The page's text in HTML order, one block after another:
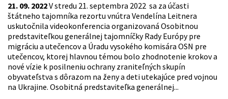
21. 09. 2022V stredu 21. septembra 2022 sa za účasti
štátneho tajomníka rezortu vnútra Vendelína Leitnera
uskutočnila videokonferencia organizovaná Osobitnou
predstaviteľkou generálnej tajomníčky Rady Európy pre
migráciu a utečencov a Úradu vysokého komisára OSN pre
utečencov, ktorej hlavnou témou bolo zhodnotenie krokov a
nové vízie k posilneniu ochrany zraniteľných skupín
obyvateľstva s dôrazom na ženy a deti utekajúce pred vojnou
na Ukrajine. Osobitná predstaviteľka generálnej...